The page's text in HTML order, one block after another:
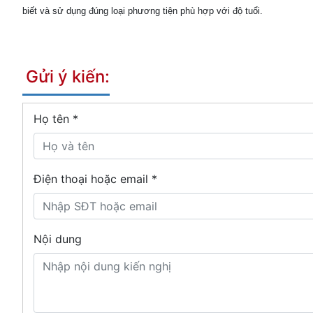
biết và sử dụng đúng loại phương tiện phù hợp với độ tuổi.
Gửi ý kiến:
Họ tên *
Điện thoại hoặc email *
Nội dung